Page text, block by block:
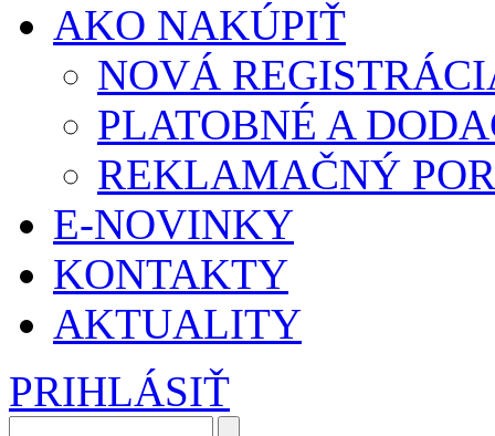
AKO NAKÚPIŤ
NOVÁ
PLATOBNÉ A
REKLAMAČNÝ
E-NOVINKY
KONTAKTY
AKTUALITY
PRIHLÁSIŤ